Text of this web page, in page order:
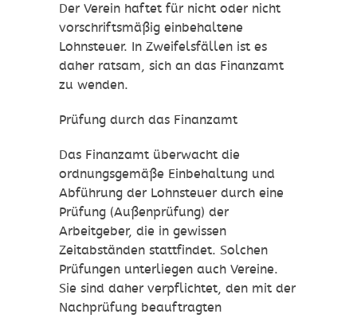
Der Verein haftet für nicht oder nicht
vorschriftsmäßig einbehaltene
Lohnsteuer. In Zweifelsfällen ist es
daher ratsam, sich an das Finanzamt
zu wenden.
Prüfung durch das Finanzamt
Das Finanzamt überwacht die
ordnungsgemäße Einbehaltung und
Abführung der Lohnsteuer durch eine
Prüfung (Außenprüfung) der
Arbeitgeber, die in gewissen
Zeitabständen stattfindet. Solchen
Prüfungen unterliegen auch Vereine.
Sie sind daher verpflichtet, den mit der
Nachprüfung beauftragten